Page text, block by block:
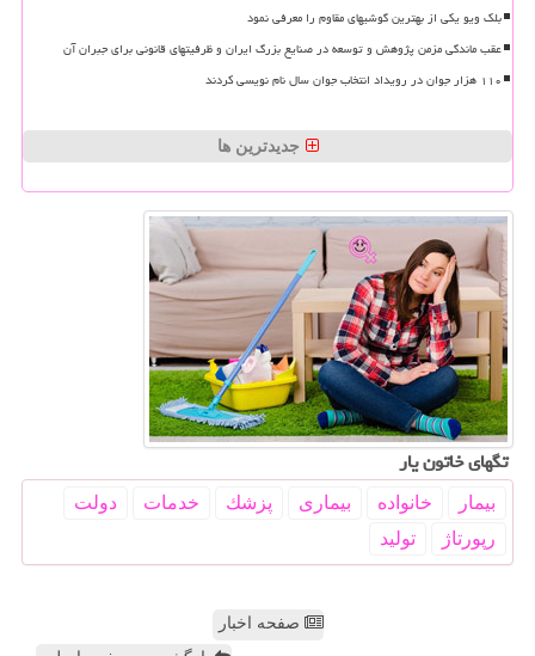
بلک ویو یکی از بهترین گوشیهای مقاوم را معرفی نمود
عقب ماندگی مزمن پژوهش و توسعه در صنایع بزرگ ایران و ظرفیتهای قانونی برای جبران آن
۱۱۰ هزار جوان در رویداد انتخاب جوان سال نام نویسی کردند
جدیدترین ها
تگهای خاتون یار
بیمار خانواده بیماری پزشك خدمات
دولت
رپورتاژ
تولید
صفحه اخبار